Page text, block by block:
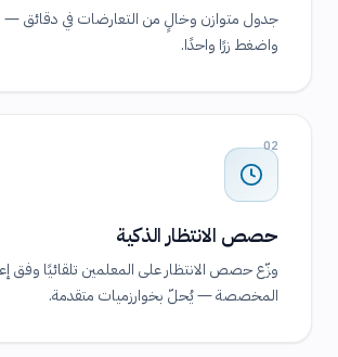
جدول متوازن وخالٍ من التعارضات في دقائق —
واضغط زرًا واحدًا.
02
حصص الانتظار الذكية
وزّع حصص الانتظار على المعلمين تلقائيًا وفق
المخصصة — يُحلّ بخوارزميات متقدمة.